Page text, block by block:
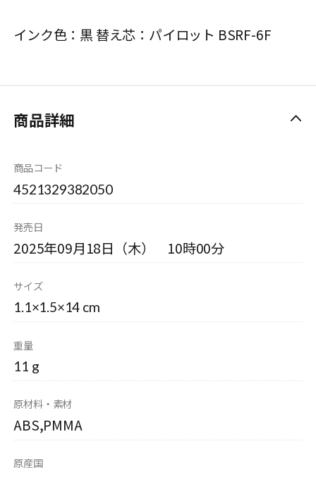
インク色：黒 替え芯：パイロット BSRF-6F
商品詳細
商品コード
4521329382050
発売日
2025年09月18日（木） 10時00分
サイズ
1.1×1.5×14 cm
重量
11 g
原材料・素材
ABS,PMMA
原産国